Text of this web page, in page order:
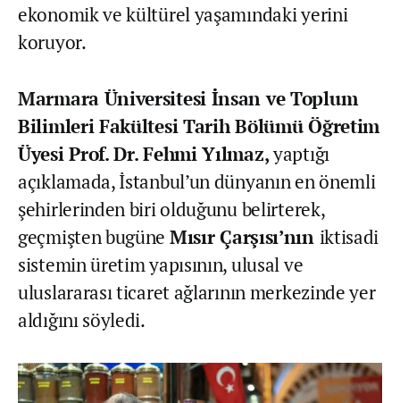
ekonomik ve kültürel yaşamındaki yerini
koruyor.
Marmara Üniversitesi İnsan ve Toplum
Bilimleri Fakültesi Tarih Bölümü Öğretim
Üyesi Prof. Dr. Fehmi Yılmaz,yaptığı
açıklamada, İstanbul’un dünyanın en önemli
şehirlerinden biri olduğunu belirterek,
geçmişten bugüne Mısır Çarşısı’nın iktisadi
sistemin üretim yapısının, ulusal ve
uluslararası ticaret ağlarının merkezinde yer
aldığını söyledi.